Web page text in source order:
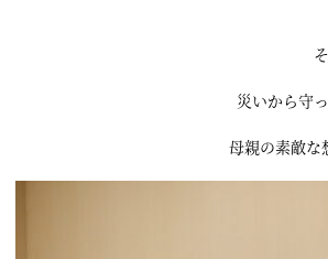
災いから守
母親の素敵な